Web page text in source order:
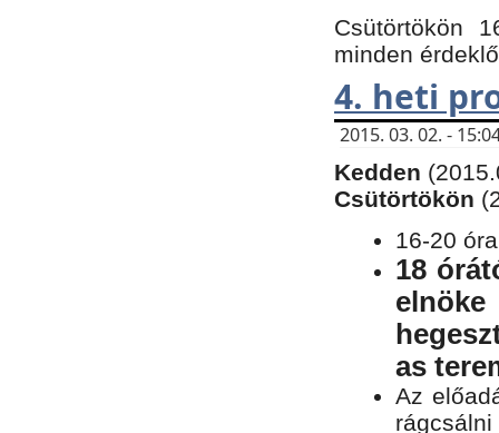
Csütörtökön
minden
4. heti
2015. 03. 02. -
Kedden
Csütörtökön
16-20
18
as
Az